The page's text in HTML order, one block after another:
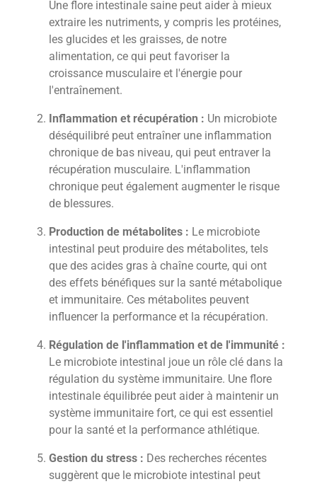
Une flore intestinale saine peut aider à mieux
extraire les nutriments, y compris les protéines,
les glucides et les graisses, de notre
alimentation, ce qui peut favoriser la
croissance musculaire et l'énergie pour
l'entraînement.
Inflammation et récupération : Un microbiote
déséquilibré peut entraîner une inflammation
chronique de bas niveau, qui peut entraver la
récupération musculaire. L'inflammation
chronique peut également augmenter le risque
de blessures.
Production de métabolites : Le microbiote
intestinal peut produire des métabolites, tels
que des acides gras à chaîne courte, qui ont
des effets bénéfiques sur la santé métabolique
et immunitaire. Ces métabolites peuvent
influencer la performance et la récupération.
Régulation de l'inflammation et de l'immunité :
Le microbiote intestinal joue un rôle clé dans la
régulation du système immunitaire. Une flore
intestinale équilibrée peut aider à maintenir un
système immunitaire fort, ce qui est essentiel
pour la santé et la performance athlétique.
Gestion du stress : Des recherches récentes
suggèrent que le microbiote intestinal peut